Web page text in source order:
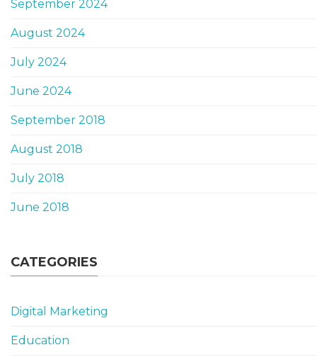
September 2024
August 2024
July 2024
June 2024
September 2018
August 2018
July 2018
June 2018
CATEGORIES
Digital Marketing
Education